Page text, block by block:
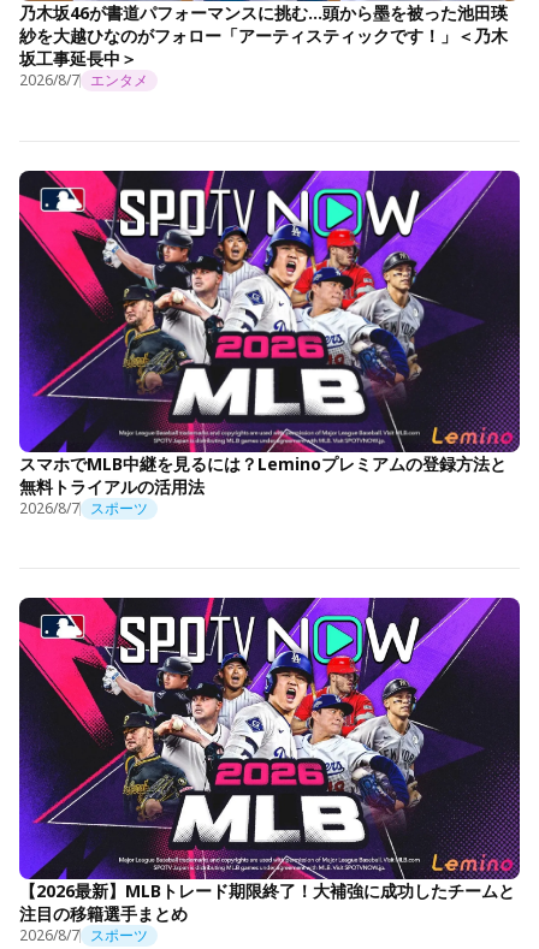
乃木坂46が書道パフォーマンスに挑む…頭から墨を被った池田瑛
紗を大越ひなのがフォロー「アーティスティックです！」＜乃木
坂工事延長中＞
2026/8/7 エンタメ
スマホでMLB中継を見るには？Leminoプレミアムの登録方法と
無料トライアルの活用法
2026/8/7 スポーツ
【2026最新】MLBトレード期限終了！大補強に成功したチームと
注目の移籍選手まとめ
2026/8/7 スポーツ